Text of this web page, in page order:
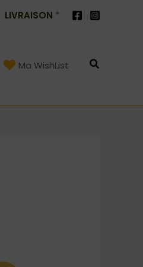
LIVRAISON *
Ma WishList